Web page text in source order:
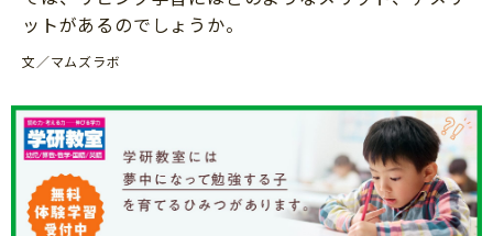
習い事
知育
マネー
ットがあるのでしょうか。
文／マムズラボ